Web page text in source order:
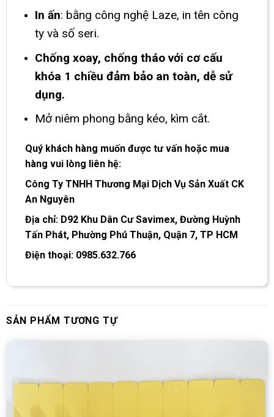
In ấn: bằng công nghệ Laze, in tên công
ty và số seri.
Chống xoay, chống tháo với cơ cấu
khóa 1 chiều đảm bảo an toàn, dễ sử
dụng.
Mở niêm phong bằng kéo, kìm cắt.
Quý khách hàng muốn được tư vấn hoặc mua
hàng vui lòng liên hệ:
Công Ty TNHH Thương Mại Dịch Vụ Sản Xuất CK
An Nguyên
Địa chỉ: D92 Khu Dân Cư Savimex, Đường Huỳnh
Tấn Phát, Phường Phú Thuận, Quận 7, TP HCM
Điện thoại: 0985.632.766
SẢN PHẨM TƯƠNG TỰ